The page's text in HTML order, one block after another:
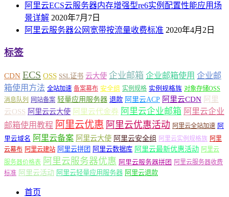
阿里云ECS云服务器内存增强型re6实例配置性能应用场
景详解 2020年7月7日
阿里云服务器公网宽带按流量收费标准 2020年4月2日
标签
CDN ECS OSS SSL证书 云大使 企业邮箱 企业邮箱使用 企业邮
箱使用方法 全站加速 备案幕布 安全组 实例规格 实例规格族 对象存储OSS
消息队列
网站备案 轻量应用服务器 退款 阿里云ACP 阿里云CDN 阿里
云OSS 阿里云云大使 阿里云代金券 阿里云企业邮箱 阿里云企业
邮箱使用教程 阿里云优惠 阿里云优惠活动 阿里云全站加速 阿
里云域名 阿里云备案 阿里云大使 阿里云安全组 阿里云实例规格族 阿里
云幕布 阿里云建站 阿里云拼团 阿里云数据库 阿里云最新优惠活动 阿里云
服务器价格表 阿里云服务器优惠 阿里云服务器拼团 阿里云服务器收费
标准 阿里云活动 阿里云轻量应用服务器 阿里云退款
首页